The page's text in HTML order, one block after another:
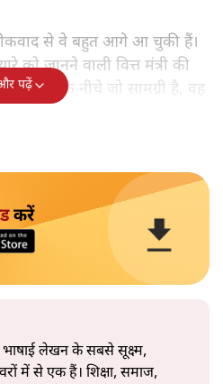
से वे बहुत आगे आ चुकी हैं।
को जानने वाली वित्त मंत्री की
के नीचे जो सामग्री है, वह
भरी।
पढ़ें
करें
लेखन के सबसे सूक्ष्म,
में से एक हैं। शिक्षा, समाज,